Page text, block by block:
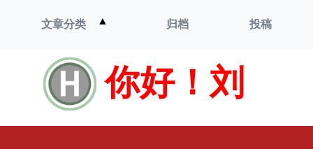
你好！刘
文章分类 ▲
单
归档 投稿